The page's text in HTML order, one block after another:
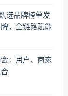
选品牌榜单发
，全链路赋能
：用户、商家